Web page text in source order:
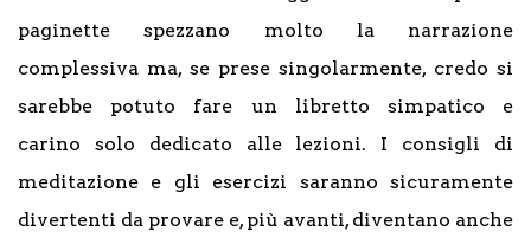
paginette spezzano molto la narrazione
complessiva ma, se prese singolarmente, credo si
sarebbe potuto fare un libretto simpatico e
carino solo dedicato alle lezioni. I consigli di
meditazione e gli esercizi saranno sicuramente
divertenti da provare e, più avanti, diventano anche